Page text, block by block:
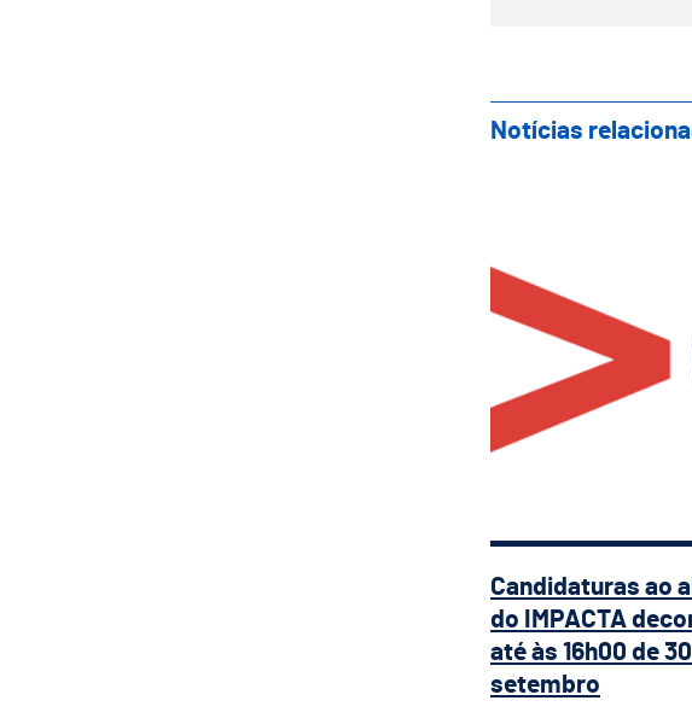
Notícias
Candidaturas
Candidaturas ao
do IMPACTA
até às 16h00 de
setembro